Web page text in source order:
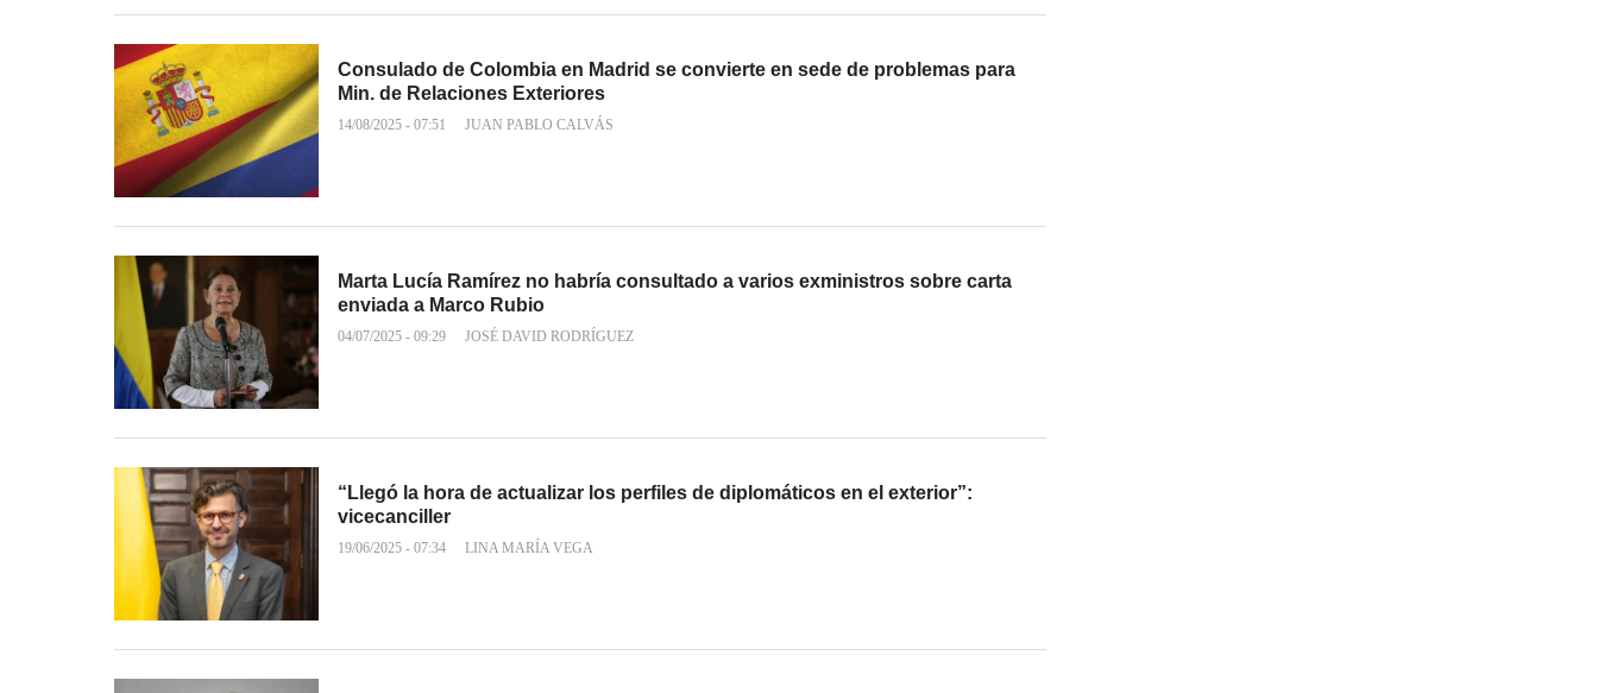
Consulado de Colombia en Madrid se convierte en sede de problemas para
Min. de Relaciones Exteriores
14/08/2025 - 07:51 JUAN PABLO CALVÁS
Marta Lucía Ramírez no habría consultado a varios exministros sobre carta
enviada a Marco Rubio
04/07/2025 - 09:29 JOSÉ DAVID RODRÍGUEZ
“Llegó la hora de actualizar los perfiles de diplomáticos en el exterior”:
vicecanciller
19/06/2025 - 07:34 LINA MARÍA VEGA